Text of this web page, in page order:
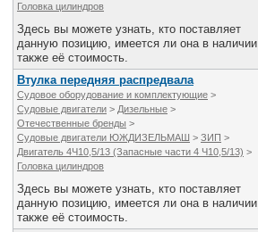
Головка цилиндров
Здесь вы можете узнать, кто поставляет
данную позицию, имеется ли она в
также её стоимость.
Втулка передняя распредвала
Судовое оборудование и комплектующие >
Судовые двигатели > Дизельные >
Отечественные бренды >
Судовые двигатели ЮЖДИЗЕЛЬМАШ > ЗИП >
Двигатель 4Ч10,5/13 (Запасные части 4 Ч10,5/13) >
Головка цилиндров
Здесь вы можете узнать, кто поставляет
данную позицию, имеется ли она в
также её стоимость.